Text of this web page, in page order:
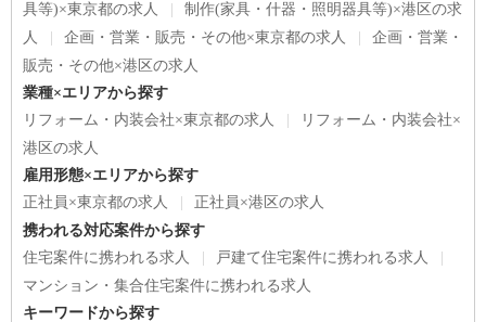
具等)×東京都の求人
制作(家具・什器・照明器具等)×港区の求
人
企画・営業・販売・その他×東京都の求人
企画・営業・
販売・その他×港区の求人
業種×エリアから探す
リフォーム・内装会社×東京都の求人
リフォーム・内装会社×
港区の求人
雇用形態×エリアから探す
正社員×東京都の求人
正社員×港区の求人
携われる対応案件から探す
住宅案件に携われる求人
戸建て住宅案件に携われる求人
マンション・集合住宅案件に携われる求人
キーワードから探す